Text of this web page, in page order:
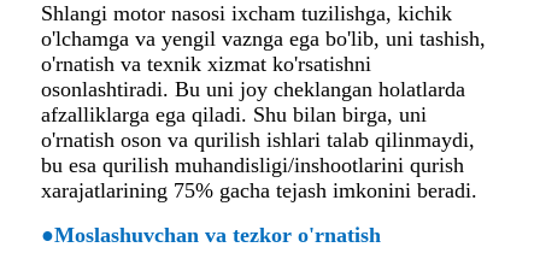
Shlangi motor nasosi ixcham tuzilishga, kichik
o'lchamga va yengil vaznga ega bo'lib, uni tashish,
o'rnatish va texnik xizmat ko'rsatishni
osonlashtiradi. Bu uni joy cheklangan holatlarda
afzalliklarga ega qiladi. Shu bilan birga, uni
o'rnatish oson va qurilish ishlari talab qilinmaydi,
bu esa qurilish muhandisligi/inshootlarini qurish
xarajatlarining 75% gacha tejash imkonini beradi.
●Moslashuvchan va tezkor o'rnatish